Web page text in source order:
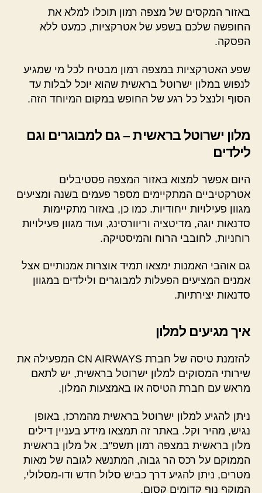
באזור המקסים של מצפה רמון תוכלו למלא את
החופשה שלכם בשפע של אטרקציות, כמעט ללא
הפסקה.
שפע האטרקציות במצפה רמון מבטיח לכל מי שמגיע
לנפוש במלון ישרוטל בראשית שהוא יוכל לבלות עד
הסוף ולנצל כל רגע של החופש במקום המיוחד הזה.
מלון ישרוטל בראשית – גם למבוגרים וגם
לילדים
היום אפשר למצוא באזור המצפה פסטיבלים
אטרקטיביים המתקיימים מספר פעמים בשנה ומציעים
מגוון פעילויות ייחודיות. כמו כן, באזור מתקיימות
סדנאות יוגה, מדיטציה וריוורסינג, ועוד מגוון פעילויות
רוחניות, לחובבי הרוח והמיסטיקה.
גם אוהבי האמנות ימצאו תמיד אוצרות אמנותיים אצל
אמנים המציעים הפעלות למבוגרים ולילדים במגוון
סדנאות יצירתיות.
איך מגיעים למלון
להזמנת טיסה של חברת CN AIRWAYS המפעילה את
שירותי המסוקים למלון ישרוטל בראשית, יש לתאם
מראש עם חברת הטיסה או באמצעות המלון.
ניתן להגיע למלון ישרוטל בראשית מהמרכז, באופן
נגיש, מהיר וקל. באתר זה תמצאו מידע בעניין דילים
מלון בראשית במצפה רמון תשפ"ב. אל מלון בראשית
הממוקם על רכס הר גבוה, המתנשא לגובה של מאות
מטרים, ניתן להגיע דרך כביש סלול חדש ודו-מסלולי,
המוקף נוף קדומים קסום.